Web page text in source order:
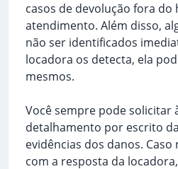
casos de devolução fora do
atendimento. Além disso,
não ser identificados
locadora os detecta, ela
mesmos.
Você sempre pode solicitar
detalhamento por escrito
evidências dos danos.
com a resposta da